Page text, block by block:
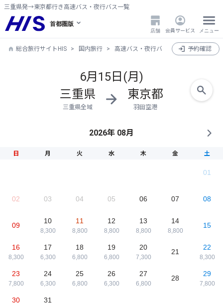
三重県発→東京都行き高速バス・夜行バス一覧
首都圏版
店舗 会員サービス メニュー
総合旅行サイトHIS 国内旅行 高速バス・夜行バス 三重県発→東京
予約確認
6月15日(月)
三重県
三重県全域
東京都
羽田空港
2026年 08月
日 月 火 水 木 金 土
01
02 03 04 05 06 07 08
09
10
8,300
11
8,800
12
8,800
13
8,800
14
8,800
15
16
8,300
17
6,300
18
6,800
19
6,800
20
7,300
21
22
8,300
23
7,800
24
6,300
25
6,800
26
6,300
27
6,800
28
29
7,800
30 31